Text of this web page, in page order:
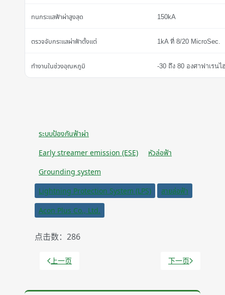
ทนกระแสฟ้าผ่าสูงสุด 150kA
ตรวจจับกระแสผ่าฟ้าตั้งแต่ 1kA ที่ 8/20 MicroSec.
ทำงานในช่วงอุณหภูมิ -30 ถึง 80 องศาฟาเรนไ
ระบบป้องกันฟ้าผ่า
Early streamer emission (ESE) หัวล่อฟ้า
Grounding system
Lightning Protection System (LPS) สายล่อฟ้า
Acon Plus Co., Ltd.
点击数：286
上一篇文章: 為薩潘松縣一棟三層房屋安裝防雷系統
上一页 下一篇文章: 為
下一页